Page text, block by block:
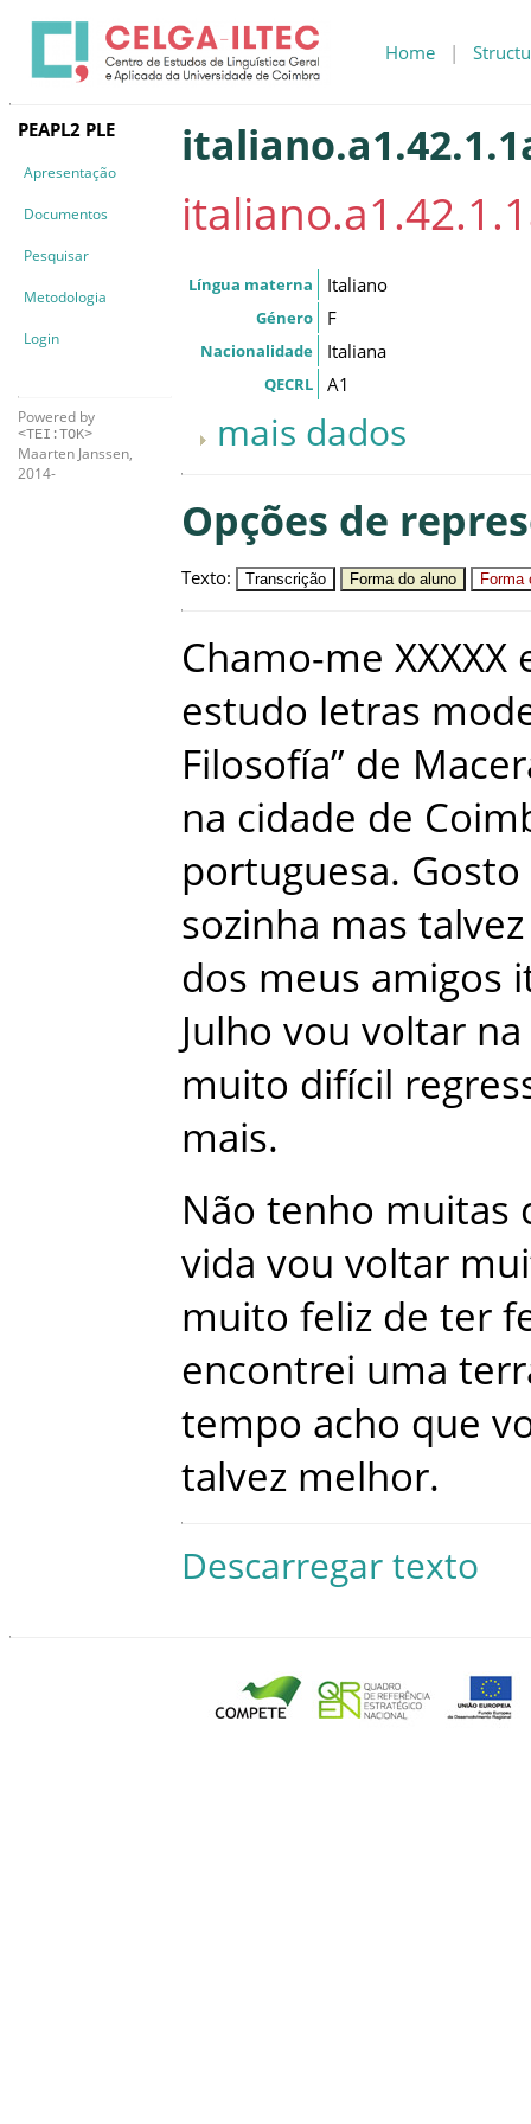
Home |
PEAPL2 PLE
Apresentação
Documentos
Pesquisar
Metodologia
Login
Powered by
<TEI:TOK>
Maarten Janssen,
2014-
Língua materna Italiano
Género F
Nacionalidade Italiana
QECRL A1
mais dados
Opções de
Texto: Transcrição Forma do aluno Forma
Chamo-me XXXXX
estudo letras
Filosofía” de
na cidade de
portuguesa. Gosto
sozinha mas talvez
dos meus amigos
Julho vou voltar na
muito difícil
mais.
Não tenho muitas
vida vou voltar
muito feliz de ter
encontrei uma
tempo acho que
talvez melhor.
Descarregar texto